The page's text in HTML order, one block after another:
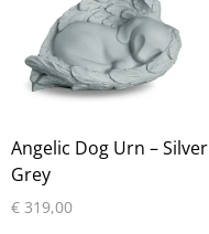
Angelic Dog Urn – Silver
Grey
€319,00